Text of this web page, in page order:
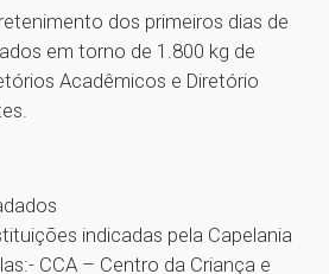
dos primeiros dias de
em torno de 1.800 kg de
Acadêmicos e Diretório
indicadas pela Capelania
CCA – Centro da Criança e